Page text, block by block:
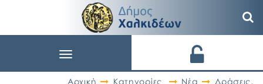
Toggle
Αρχική
Κατηγορίες Νέα Δράσεις,